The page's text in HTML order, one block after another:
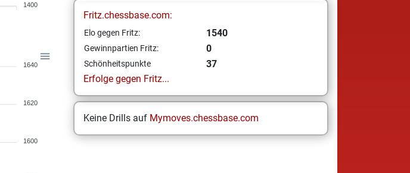
1400
1640
1620
1600
Fritz.chessbase.com:
Elo gegen Fritz: 1540
Gewinnpartien Fritz: 0
Schönheitspunkte
37
Erfolge gegen Fritz...
Keine Drills auf Mymoves.chessbase.com